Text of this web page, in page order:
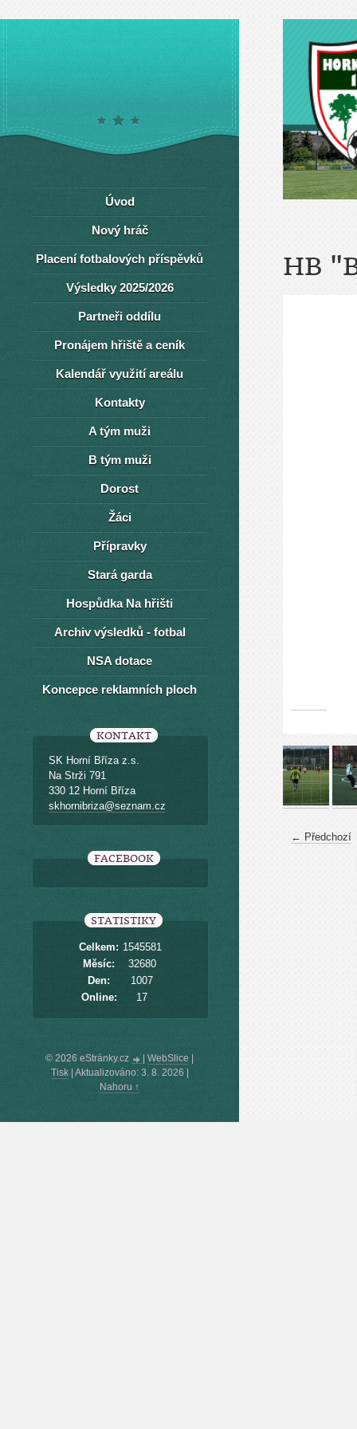
HB
← Předchozí
Úvod
Nový hráč
Placení fotbalových příspěvků
Výsledky 2025/2026
Partneři oddílu
Pronájem hřiště a ceník
Kalendář využití areálu
Kontakty
A tým muži
B tým muži
Dorost
Žáci
Přípravky
Stará garda
Hospůdka Na hřišti
Archiv výsledků - fotbal
NSA dotace
Koncepce reklamních ploch
KONTAKT
SK Horní Bříza z.s.
Na Strži 791
330 12 Horní Bříza
skhornibriza@seznam.cz
FACEBOOK
STATISTIKY
Online: 17
Celkem: 1545581
Měsíc:
32680
Den:
1007
© 2026 eStránky.cz WebSlice
Tisk| Aktualizováno: 3. 8. 2026
Nahoru ↑